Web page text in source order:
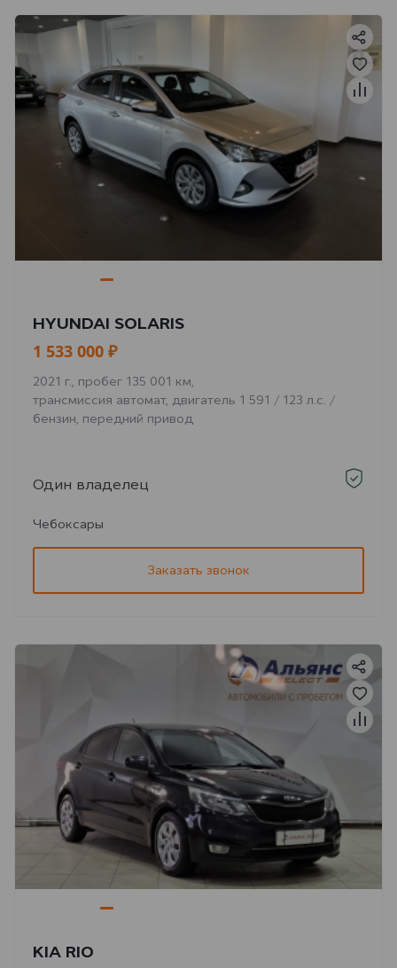
HYUNDAI SOLARIS
1 533 000 ₽
2021 г., пробег 135 001 км,
трансмиссия автомат, двигатель 1 591 / 123 л.с. /
бензин, передний привод
Один владелец
Чебоксары
Заказать звонок
KIA RIO